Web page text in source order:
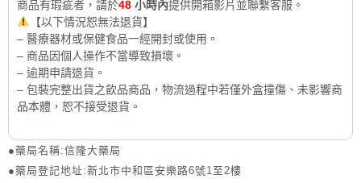
商品有瑕疵者，請於48 小時內提供開箱影片並聯繫客服。
【以下情況恕無法退貨】
– 醫療器材或保健食品一經開封或使用。
– 商品因個人操作不當導致損壞。
– 逾期申請退貨。
– 包裝完整出貨之飲品商品，物流過程中若僅外盒撞傷、未影響商
品本體，恕不接受退貨。
●藥局名稱:信隆大藥局
●藥局登記地址:新北市中和區安樂路6號1至2樓